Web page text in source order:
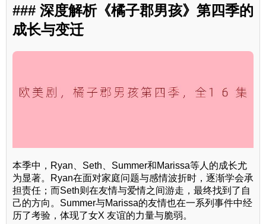
### 深度解析《橘子郡男孩》第四季的
成长与变迁
本季中，Ryan、Seth、Summer和Marissa等人的成长尤
为显著。Ryan在面对家庭问题与感情波折时，逐渐学会承
担责任；而Seth则在友情与爱情之间游走，最终找到了自
己的方向。Summer与Marissa的友情也在一系列事件中经
历了考验，体现了女X 友谊的力量与脆弱。